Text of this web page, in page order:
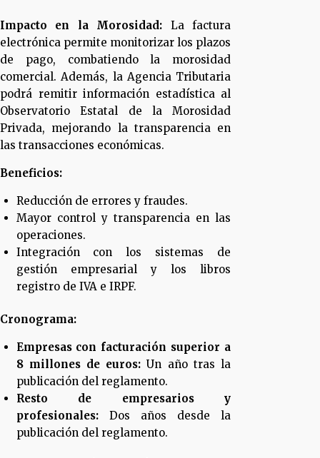
Impacto en la Morosidad: La factura
electrónica permite monitorizar los plazos
de pago, combatiendo la morosidad
comercial. Además, la Agencia Tributaria
podrá remitir información estadística al
Observatorio Estatal de la Morosidad
Privada, mejorando la transparencia en
las transacciones económicas.
Beneficios:
Reducción de errores y fraudes.
Mayor control y transparencia en las
operaciones.
Integración con los sistemas de
gestión empresarial y los libros
registro de IVA e IRPF.
Cronograma:
Empresas con facturación superior a
8 millones de euros: Un año tras la
publicación del reglamento.
Resto de empresarios y
profesionales:Dos años desde la
publicación del reglamento.